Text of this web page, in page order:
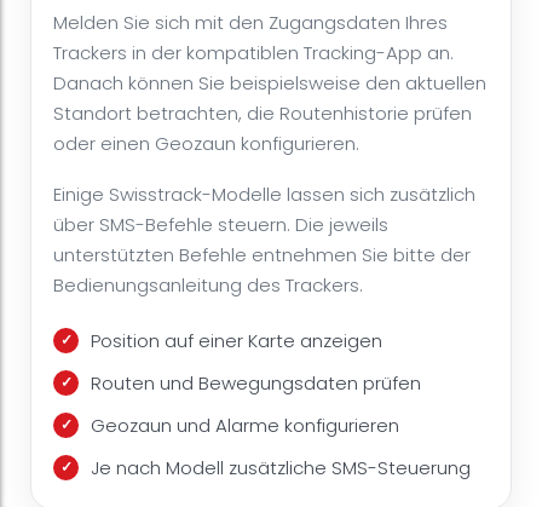
Melden Sie sich mit den Zugangsdaten Ihres
Trackers in der kompatiblen Tracking-App an.
Danach können Sie beispielsweise den aktuellen
Standort betrachten, die Routenhistorie prüfen
oder einen Geozaun konfigurieren.
Einige Swisstrack-Modelle lassen sich zusätzlich
über SMS-Befehle steuern. Die jeweils
unterstützten Befehle entnehmen Sie bitte der
Bedienungsanleitung des Trackers.
Position auf einer Karte anzeigen
Routen und Bewegungsdaten prüfen
Geozaun und Alarme konfigurieren
Je nach Modell zusätzliche SMS-Steuerung